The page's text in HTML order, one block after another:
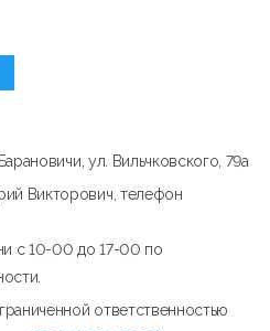
ул. Вильчковского, 79а
Викторович, телефон
с 10-00 до 17-00 по
ответственностью